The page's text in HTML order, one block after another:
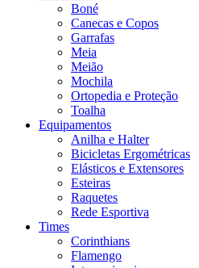
Boné
Canecas e Copos
Garrafas
Meia
Meião
Mochila
Ortopedia e Proteção
Toalha
Equipamentos
Anilha e Halter
Bicicletas Ergométricas
Elásticos e Extensores
Esteiras
Raquetes
Rede Esportiva
Times
Corinthians
Flamengo